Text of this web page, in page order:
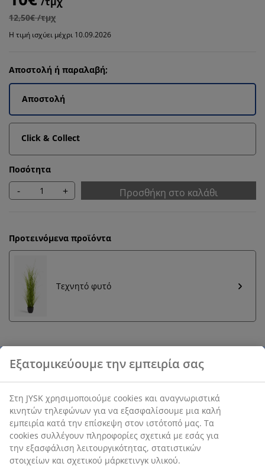
12,50€ /τμχ
Η τιμή ισχύει μέχρι 10.09.2026
Αποστολή ή παραλαβή;
Αποστολή
Click & Collect
Ποσότητα
- + Προσθήκη στο καλάθι
Προτεινόμενα προϊόντα
Τεχνητό φυτό
Εγγύηση τιμής
Γλάστρα από ανθεκτικό, ανθεκτικό στον παγετό
πλαστικό (100% ανακυκλωμένο) σε ανθρακί γκρι
χρώμα. Διαθέτει ενσωματωμένη δεξαμενή νερού που
καθιστά εύκολη τη φροντίδα των φυτών. Ø28 x Υ28 cm